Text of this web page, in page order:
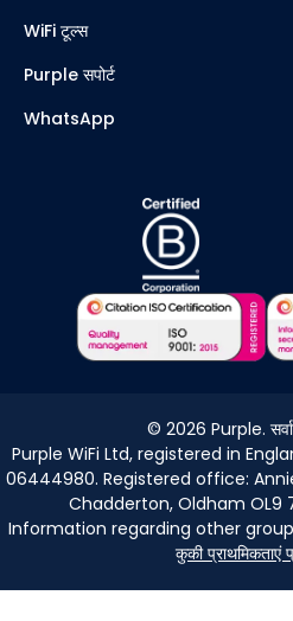
WiFi टूल्स
Purple सपोर्ट
WhatsApp
© 2026 Purple.
Purple WiFi Ltd, registered in
06444980. Registered office:
Chadderton, Oldham OL9
Information regarding other
कुकी प्राथमिकताएं